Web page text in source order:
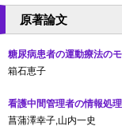
原著論文
糖尿病患者の運動療法の
箱石恵子
看護中間管理者の情報処
菖蒲澤幸子,山内一史